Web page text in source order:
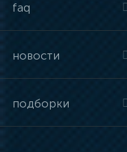
faq
новости
подборки